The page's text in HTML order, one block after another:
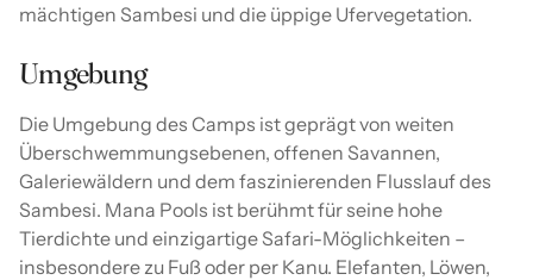
mächtigen Sambesi und die üppige Ufervegetation.
Umgebung
Die Umgebung des Camps ist geprägt von weiten
Überschwemmungsebenen, offenen Savannen,
Galeriewäldern und dem faszinierenden Flusslauf des
Sambesi. Mana Pools ist berühmt für seine hohe
Tierdichte und einzigartige Safari-Möglichkeiten –
insbesondere zu Fuß oder per Kanu. Elefanten, Löwen,